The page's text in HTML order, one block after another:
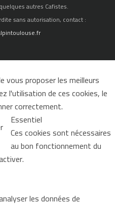
autres Cafistes.
sans autorisation, contact :
vous proposer les meilleurs
l'utilisation de ces cookies, le
correctement.
Essentiel
Ces cookies sont nécessaires
au bon fonctionnement du
les données de